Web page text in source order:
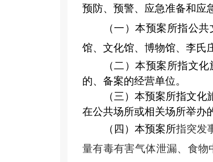
预防、预警、应急准备和应
（一）本预案所指公共
馆、文化馆、 博物馆、李氏
（二）本预案所指文化
的、 备案的经营单位。
（三） 本预案所指文化
在公共场所或相关场所举办
（ 四 ）本预案所指突发
量有毒有害气体泄漏、 食物